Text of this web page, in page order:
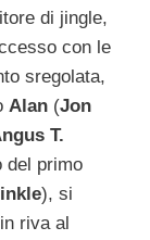
di jingle,
con le
sregolata,
Alan (Jon
T.
del primo
), si
riva al